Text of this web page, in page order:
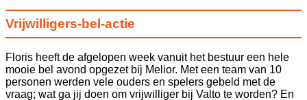
Vrijwilligers-bel-actie
Floris heeft de afgelopen week vanuit het bestuur een hele
mooie bel avond opgezet bij Melior. Met een team van 10
personen werden vele ouders en spelers gebeld met de
vraag; wat ga jij doen om vrijwilliger bij Valto te worden? En